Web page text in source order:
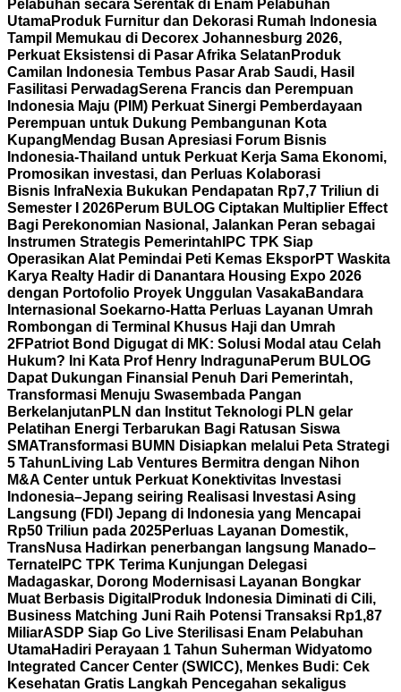
Pelabuhan secara Serentak di Enam Pelabuhan
UtamaProduk Furnitur dan Dekorasi Rumah Indonesia
Tampil Memukau di Decorex Johannesburg 2026,
Perkuat Eksistensi di Pasar Afrika Selatan Produk
Camilan Indonesia Tembus Pasar Arab Saudi, Hasil
Fasilitasi PerwadagSerena Francis dan Perempuan
Indonesia Maju (PIM) Perkuat Sinergi Pemberdayaan
Perempuan untuk Dukung Pembangunan Kota
Kupang Mendag Busan Apresiasi Forum Bisnis
Indonesia-Thailand untuk Perkuat Kerja Sama Ekonomi,
Promosikan investasi, dan Perluas Kolaborasi
Bisnis InfraNexia Bukukan Pendapatan Rp7,7 Triliun di
Semester I 2026Perum BULOG Ciptakan Multiplier Effect
Bagi Perekonomian Nasional, Jalankan Peran sebagai
Instrumen Strategis Pemerintah IPC TPK Siap
Operasikan Alat Pemindai Peti Kemas EksporPT Waskita
Karya Realty Hadir di Danantara Housing Expo 2026
dengan Portofolio Proyek Unggulan VasakaBandara
Internasional Soekarno-Hatta Perluas Layanan Umrah
Rombongan di Terminal Khusus Haji dan Umrah
2FPatriot Bond Digugat di MK: Solusi Modal atau Celah
Hukum? Ini Kata Prof Henry IndragunaPerum BULOG
Dapat Dukungan Finansial Penuh Dari Pemerintah,
Transformasi Menuju Swasembada Pangan
Berkelanjutan PLN dan Institut Teknologi PLN gelar
Pelatihan Energi Terbarukan Bagi Ratusan Siswa
SMATransformasi BUMN Disiapkan melalui Peta Strategi
5 Tahun Living Lab Ventures Bermitra dengan Nihon
M&A Center untuk Perkuat Konektivitas Investasi
Indonesia–Jepang seiring Realisasi Investasi Asing
Langsung (FDI) Jepang di Indonesia yang Mencapai
Rp50 Triliun pada 2025Perluas Layanan Domestik,
TransNusa Hadirkan penerbangan langsung Manado–
Ternate IPC TPK Terima Kunjungan Delegasi
Madagaskar, Dorong Modernisasi Layanan Bongkar
Muat Berbasis Digital Produk Indonesia Diminati di Cili,
Business Matching Juni Raih Potensi Transaksi Rp1,87
MiliarASDP Siap Go Live Sterilisasi Enam Pelabuhan
UtamaHadiri Perayaan 1 Tahun Suherman Widyatomo
Integrated Cancer Center (SWICC), Menkes Budi: Cek
Kesehatan Gratis Langkah Pencegahan sekaligus